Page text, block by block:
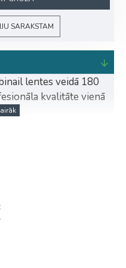
SARAKSTAM
lentes veidā 180
kvalitāte vienā
vīles lentas formā
20, MBE-20s,